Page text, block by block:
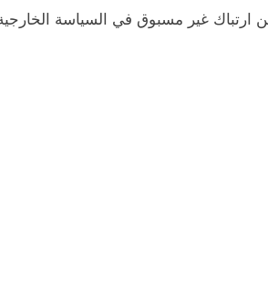
غير مسبوق في السياسة الخارجية